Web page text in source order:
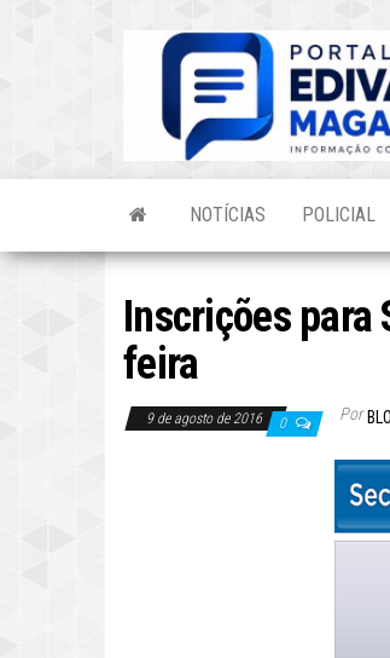
NOTÍCIAS POLICIAL
Inscrições
feira
9 de agosto de 2016 0 Por